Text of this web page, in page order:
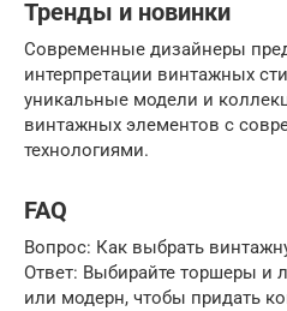
Тренды и новинки
Современные дизайнеры
интерпретации винтажных
уникальные модели и
винтажных элементов с
технологиями.
FAQ
Вопрос: Как выбрать
Ответ: Выбирайте торшеры и
или модерн, чтобы придать